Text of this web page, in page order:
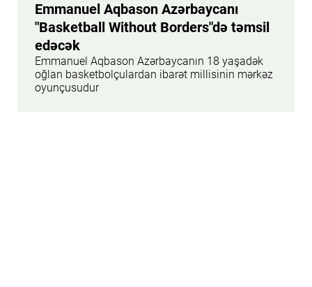
Emmanuel Aqbason Azərbaycanı
"Basketball Without Borders"də təmsil
edəcək
Emmanuel Aqbason Azərbaycanın 18 yaşadək
oğlan basketbolçulardan ibarət millisinin mərkəz
oyunçusudur